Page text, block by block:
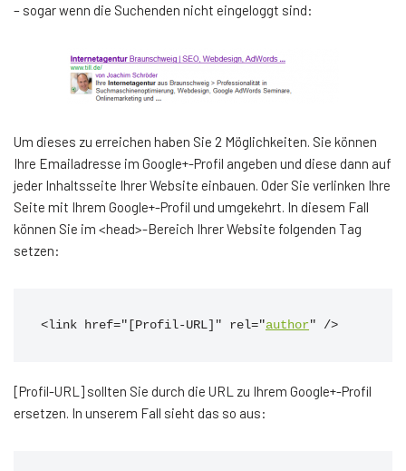
– sogar wenn die Suchenden nicht eingeloggt sind:
Um dieses zu erreichen haben Sie 2 Möglichkeiten. Sie können
Ihre Emailadresse im Google+-Profil angeben und diese dann auf
jeder Inhaltsseite Ihrer Website einbauen. Oder Sie verlinken Ihre
Seite mit Ihrem Google+-Profil und umgekehrt. In diesem Fall
können Sie im <head>-Bereich Ihrer Website folgenden Tag
setzen:
<link href="[Profil-URL]" rel="author" />
[Profil-URL] sollten Sie durch die URL zu Ihrem Google+-Profil
ersetzen. In unserem Fall sieht das so aus: